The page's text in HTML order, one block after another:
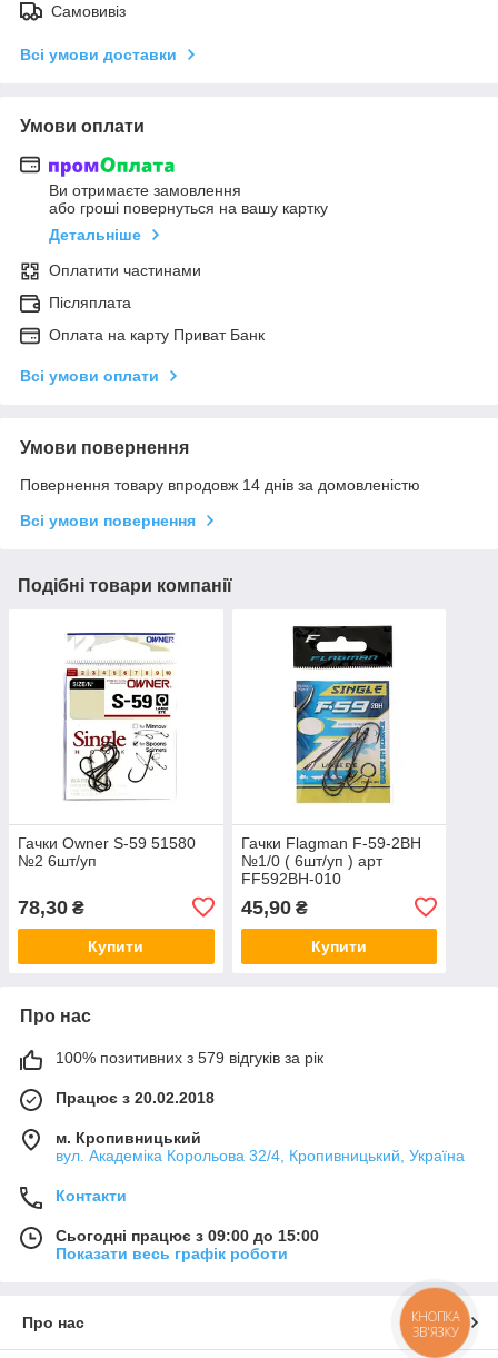
Самовивіз
Всі умови доставки
Умови оплати
Ви отримаєте замовлення
або гроші повернуться на вашу картку
Детальніше
Оплатити частинами
Післяплата
Оплата на карту Приват Банк
Всі умови оплати
Умови повернення
Повернення товару впродовж 14 днів за домовленістю
Всі умови повернення
Подібні товари компанії
Гачки Owner S-59 51580
№2 6шт/уп
78,30 ₴
Купити
Гачки Flagman F-59-2BH
№1/0 ( 6шт/уп ) арт
FF592BH-010
45,90₴
Купити
Про нас
100% позитивних з 579 відгуків за рік
Працює з 20.02.2018
м. Кропивницький
вул. Академіка Корольова 32/4, Кропивницький, Україна
Контакти
Сьогодні працює з 09:00 до 15:00
Показати весь графік роботи
Про нас
КНОПКА
ЗВ'ЯЗКУ